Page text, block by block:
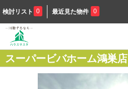
検討リスト 0 最近見た物件 0
スーパービバホーム鴻巣店